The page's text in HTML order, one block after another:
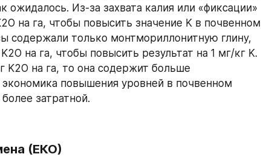
ожидалось. Из-за захвата калия или «фиксации»
на га, чтобы повысить значение K в почвенном
содержали только монтмориллонитную глину,
на га, чтобы повысить результат на 1 мг/кг K.
K2O на га, то она содержит больше
повышения уровней в почвенном
затратной.
(ЕКО)